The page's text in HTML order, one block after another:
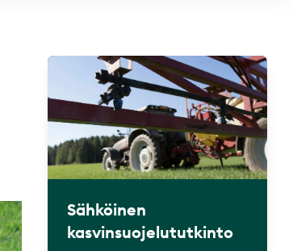
Sähköinen
kasvinsuojelututkinto